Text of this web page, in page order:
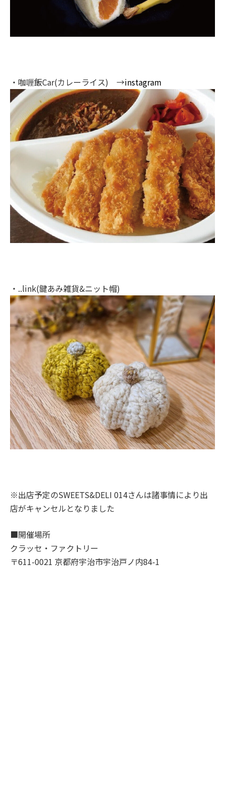
・咖喱飯Car(カレーライス) →instagram
・..link(鍵あみ雑貨&ニット帽)
※出店予定のSWEETS&DELI 014さんは諸事情により出
店がキャンセルとなりました
■開催場所
クラッセ・ファクトリー
〒611-0021 京都府宇治市宇治戸ノ内84-1